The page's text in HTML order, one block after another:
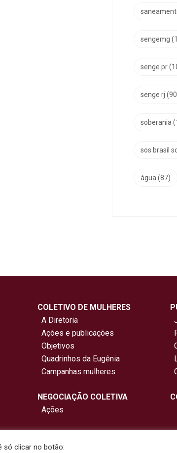
sengemg
senge pr
senge rj
soberania
sos brasil
água (87)
COLETIVO DE MULHERES
A Diretoria
Ações e publicações
Objetivos
Quadrinhos da Eugênia
Campanhas mulheres
NEGOCIAÇÃO COLETIVA
Ações
só clicar no botão: